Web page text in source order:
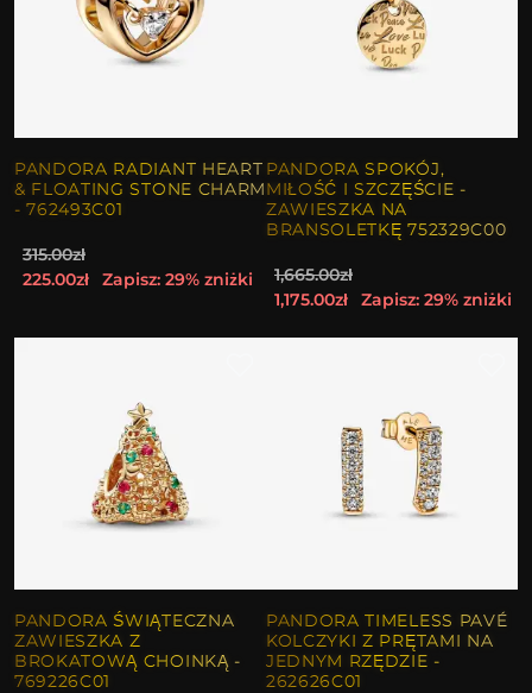
PANDORA RADIANT HEART
& FLOATING STONE CHARM
- 762493C01
315.00zł
225.00zł
Zapisz: 29% zniżki
PANDORA SPOKÓJ,
MIŁOŚĆ I SZCZĘŚCIE -
ZAWIESZKA NA
BRANSOLETKĘ 752329C00
1,665.00zł
1,175.00zł
Zapisz: 29% zniżki
PANDORA ŚWIĄTECZNA
ZAWIESZKA Z
BROKATOWĄ CHOINKĄ -
769226C01
PANDORA TIMELESS PAVÉ
KOLCZYKI Z PRĘTAMI NA
JEDNYM RZĘDZIE -
262626C01